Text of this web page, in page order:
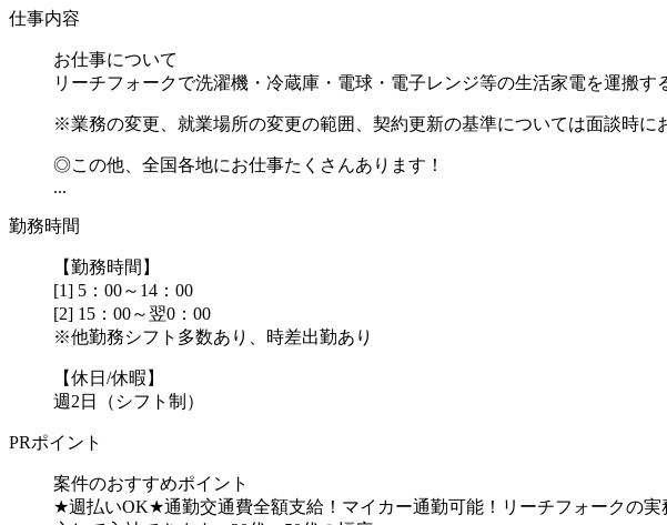
仕事内容
お仕事について
リーチフォークで洗濯機・冷蔵庫・電球・電子レンジ等の生活家電を運搬す
※業務の変更、就業場所の変更の範囲、契約更新の基準については面談時に
◎この他、全国各地にお仕事たくさんあります！
...
勤務時間
【勤務時間】
[1] 5：00～14：00
[2] 15：00～翌0：00
※他勤務シフト多数あり、時差出勤あり
【休日/休暇】
週2日（シフト制）
PRポイント
案件のおすすめポイント
★週払いOK★通勤交通費全額支給！マイカー通勤可能！リーチフォークの